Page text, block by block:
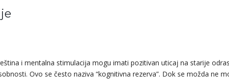
i mentalna stimulacija mogu imati pozitivan uticaj na starije
Ovo se često naziva “kognitivna rezerva”. Dok se možda ne